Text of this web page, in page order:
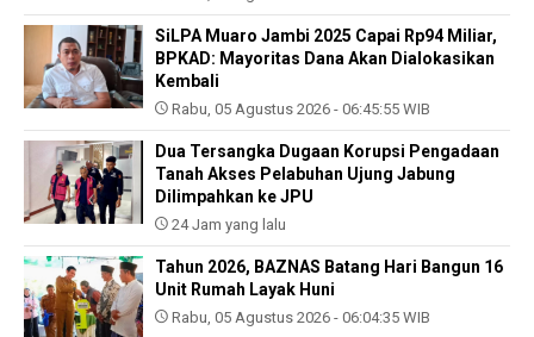
SiLPA Muaro Jambi 2025 Capai Rp94 Miliar,
BPKAD: Mayoritas Dana Akan Dialokasikan
Kembali
Rabu, 05 Agustus 2026 - 06:45:55 WIB
Dua Tersangka Dugaan Korupsi Pengadaan
Tanah Akses Pelabuhan Ujung Jabung
Dilimpahkan ke JPU
24 Jam yang lalu
Tahun 2026, BAZNAS Batang Hari Bangun 16
Unit Rumah Layak Huni
Rabu, 05 Agustus 2026 - 06:04:35 WIB